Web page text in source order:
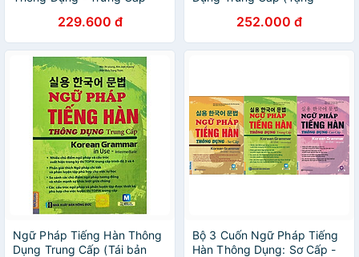
229.600 đ 252.000 đ
Ngữ Pháp Tiếng Hàn Thông
Dụng Trung Cấp (Tái bản
Bộ 3 Cuốn Ngữ Pháp Tiếng
Hàn Thông Dụng: Sơ Cấp -